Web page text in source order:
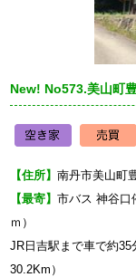
New! No573.美山町
【住所】南丹市美山町
【最寄】市バス 神谷口
JR日吉駅まで車で約35